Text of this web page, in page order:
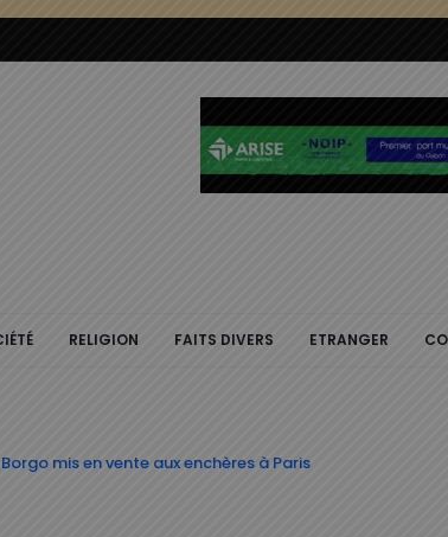
RELIGION FAITS DIVERS ETRANGER
mis en vente aux enchères à Paris